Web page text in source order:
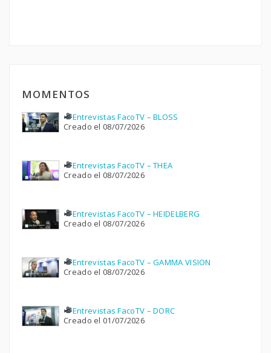
MOMENTOS
Entrevistas FacoTV – BLOSS
Creado el 08/07/2026
Entrevistas FacoTV – THEA
Creado el 08/07/2026
Entrevistas FacoTV – HEIDELBERG
Creado el 08/07/2026
Entrevistas FacoTV – GAMMA VISION
Creado el 08/07/2026
Entrevistas FacoTV – DORC
Creado el 01/07/2026